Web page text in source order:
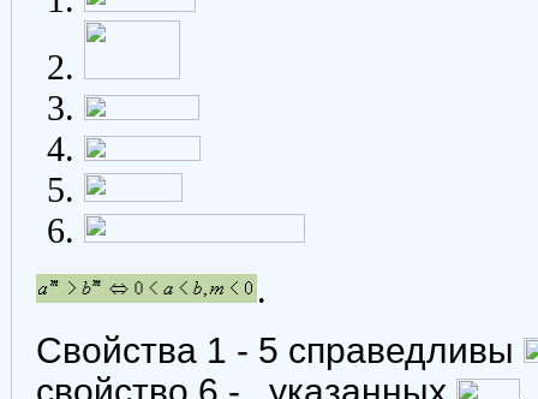
.
Свойства 1 - 5 справедливы
свойство 6 -
указанных
.